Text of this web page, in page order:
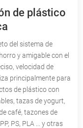
de plástico
del sistema de
y amigable con el
velocidad de
principalmente para
de plástico con
tazas de yogurt,
café, tazones de
PS, PLA ... y otras